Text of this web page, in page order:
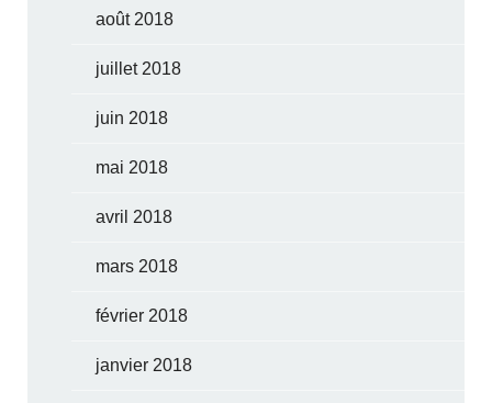
août 2018
juillet 2018
juin 2018
mai 2018
avril 2018
mars 2018
février 2018
janvier 2018